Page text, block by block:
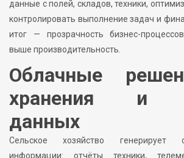
данные с полей, складов, техники,
контролировать выполнение задач и
итог — прозрачность бизнес-
выше производительность.
Облачные
хранения и
данных
Сельское хозяйство генерирует
информации: отчёты техники,